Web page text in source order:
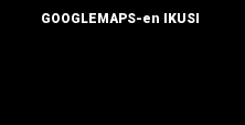
GOOGLEMAPS-en IKUSI